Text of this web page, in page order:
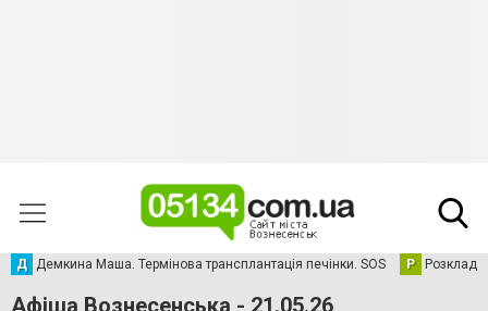
Д Демкина Маша. Термінова трансплантація печінки. SOS Р Розклад
Афіша Вознесенська - 21.05.26